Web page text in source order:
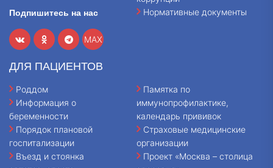
Подпишитесь на нас
MAX
Нормативные документы
ДЛЯ ПАЦИЕНТОВ
Роддом
Информация о
беременности
Порядок плановой
госпитализации
Въезд и стоянка
Памятка по
иммунопрофилактике,
календарь прививок
Страховые медицинские
организации
Проект «Москва – столица